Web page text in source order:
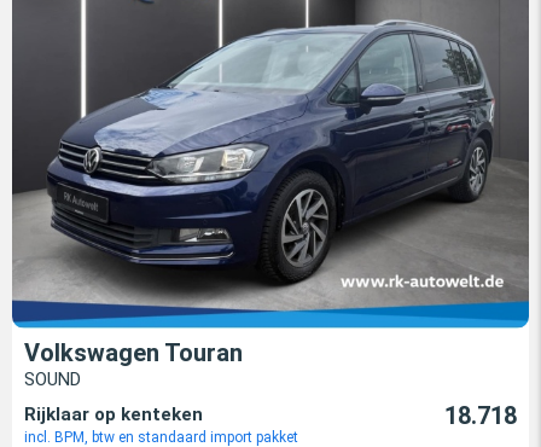
Volkswagen Touran
SOUND
Rijklaar op kenteken
incl. BPM, btw en standaard import pakket
18.718